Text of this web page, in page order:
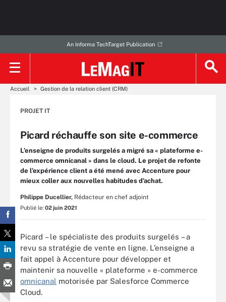
An Informa TechTarget Publication
Accueil Gestion de la relation client (CRM)
PROJET IT
Picard réchauffe son site e-commerce
L’enseigne de produits surgelés a migré sa « plateforme e-
commerce omnicanal » dans le cloud. Le projet de refonte
de l’expérience client a été mené avec Accenture pour
mieux coller aux nouvelles habitudes d’achat.
Philippe Ducellier, Rédacteur en chef adjoint
Publié le: 02 juin 2021
Picard – le spécialiste des produits surgelés – a
revu sa stratégie de vente en ligne. L’enseigne a
fait appel à Accenture pour développer et
maintenir sa nouvelle « plateforme » e-commerce
omnicanal motorisée par Salesforce Commerce
Cloud.